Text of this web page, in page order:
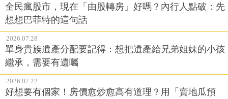
全民瘋股市，現在「由股轉房」好嗎？內行人點破：先
想想巴菲特的這句話
2026.07.28
單身貴族遺產分配要記得：想把遺產給兄弟姐妹的小孩
繼承，需要有遺囑
2026.07.22
好想要有個家！房價愈炒愈高有道理？用「賣地瓜預